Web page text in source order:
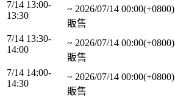
7/14 13:00-
13:30
~ 2026/07/14 00:00(+0800)
販售
7/14 13:30-
14:00
~ 2026/07/14 00:00(+0800)
販售
7/14 14:00-
14:30
~ 2026/07/14 00:00(+0800)
販售